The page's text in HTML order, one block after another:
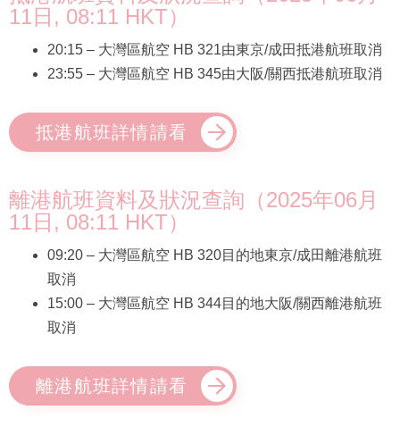
11日, 08:11 HKT）
20:15 – 大灣區航空 HB 321由東京/成田抵港航班取消
23:55 – 大灣區航空 HB 345由大阪/關西抵港航班取消
抵港航班詳情請看
離港航班資料及狀況查詢（2025年06月
11日, 08:11 HKT）
09:20 – 大灣區航空 HB 320目的地東京/成田離港航班
取消
15:00 – 大灣區航空 HB 344目的地大阪/關西離港航班
取消
離港航班詳情請看